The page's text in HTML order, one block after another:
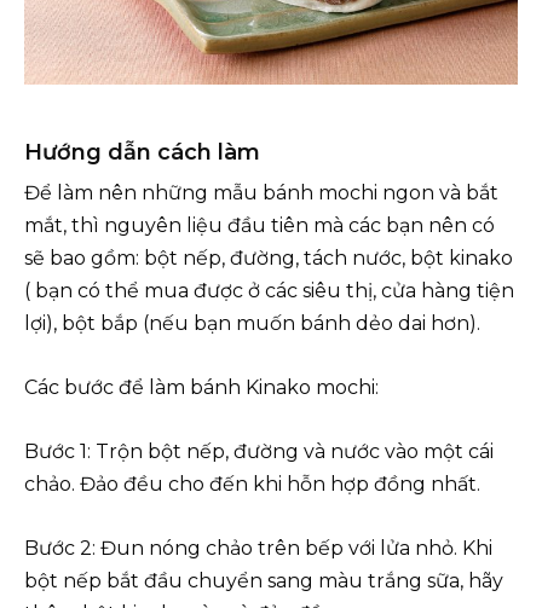
Hướng dẫn cách làm
Để làm nên những mẫu bánh mochi ngon và bắt
mắt, thì nguyên liệu đầu tiên mà các bạn nên có
sẽ bao gồm: bột nếp, đường, tách nước, bột kinako
( bạn có thể mua được ở các siêu thị, cửa hàng tiện
lợi), bột bắp (nếu bạn muốn bánh dẻo dai hơn).
Các bước để làm bánh Kinako mochi:
Bước 1: Trộn bột nếp, đường và nước vào một cái
chảo. Đảo đều cho đến khi hỗn hợp đồng nhất.
Bước 2: Đun nóng chảo trên bếp với lửa nhỏ. Khi
bột nếp bắt đầu chuyển sang màu trắng sữa, hãy